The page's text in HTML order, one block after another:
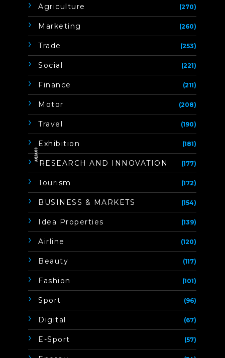
Agriculture (270)
Marketing (260)
Trade (253)
Social (221)
Finance (211)
Motor (208)
Travel (190)
Exhibition (181)
ิิีิิิิิRESEARCH AND INNOVATION (177)
Tourism (172)
BUSINESS & MARKETS (154)
Idea Properties (139)
Airline (120)
Beauty (117)
Fashion (101)
Sport (96)
Digital (67)
E-Sport (57)